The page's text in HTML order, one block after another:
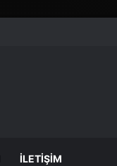
İLETIŞIM